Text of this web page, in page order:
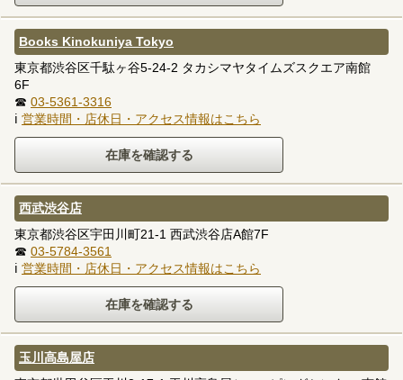
Books Kinokuniya Tokyo
東京都渋谷区千駄ヶ谷5-24-2 タカシマヤタイムズスクエア南館
6F
☎ 03-5361-3316
ℹ 営業時間・店休日・アクセス情報はこちら
西武渋谷店
東京都渋谷区宇田川町21-1 西武渋谷店A館7F
☎ 03-5784-3561
ℹ 営業時間・店休日・アクセス情報はこちら
玉川高島屋店